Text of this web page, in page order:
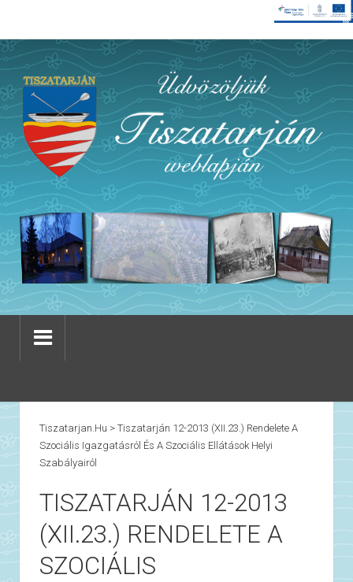
Tiszatarjan.hu > Tiszatarján 12-2013 (XII.23.) Rendelete A
Szociális Igazgatásról És A Szociális Ellátások Helyi
Szabályairól
TISZATARJÁN 12-2013
(XII.23.) RENDELETE A
SZOCIÁLIS